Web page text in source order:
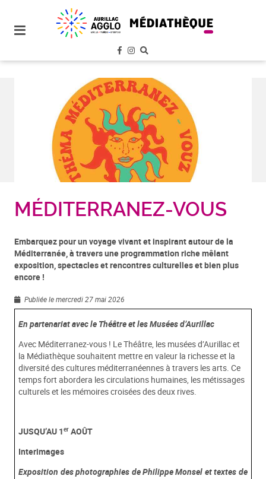
site
MÉDITERRANEZ-VOUS
Embarquez pour un voyage vivant et inspirant autour de la
Méditerranée, à travers une programmation riche mêlant
exposition, spectacles et rencontres culturelles et bien plus
encore !
Publiée le mercredi 27 mai 2026
En partenariat avec le Théâtre et les Musées d’Aurillac
Avec Méditerranez-vous ! Le Théâtre, les musées d’Aurillac et
la Médiathèque souhaitent mettre en valeur la richesse et la
diversité des cultures méditerranéennes à travers les arts. Ce
temps fort abordera les circulations humaines, les métissages
culturels et les mémoires croisées des deux rives.
JUSQU’AU 1er AOÛT
Interimages
Exposition des photographies de Philippe Monsel et textes de